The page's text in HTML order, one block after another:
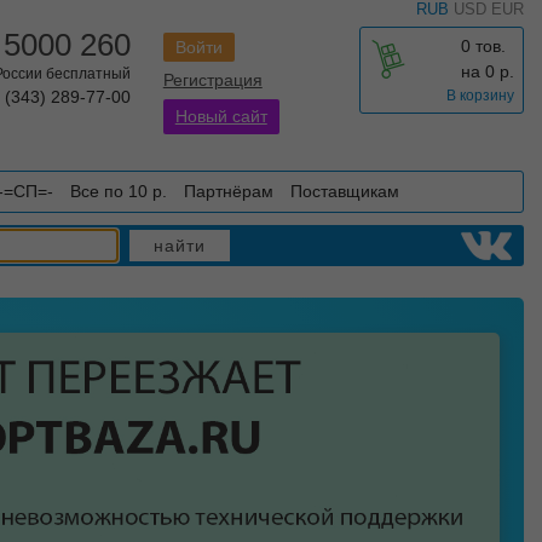
RUB USD EUR
0 тов.
на 0 р.
В корзину
Войти
Регистрация
Новый сайт
260
бесплатный
(343) 289-77-00
=СП=- Все по 10 р. Партнёрам Поставщикам
найти